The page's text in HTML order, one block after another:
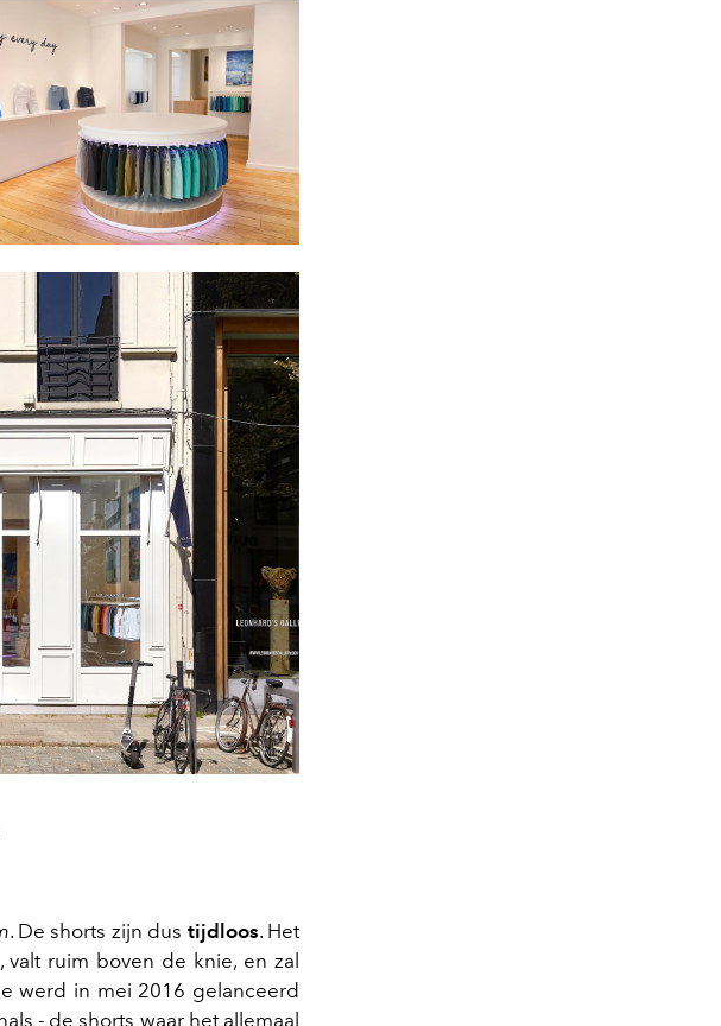
. De shorts zijn dus tijdloos. Het
valt ruim boven de knie, en zal
werd in mei 2016 gelanceerd
- de shorts waar het allemaal